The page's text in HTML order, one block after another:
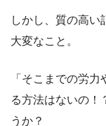
しかし、質の高い
大変なこと。
「そこまでの労
る方法はないの！
うか？